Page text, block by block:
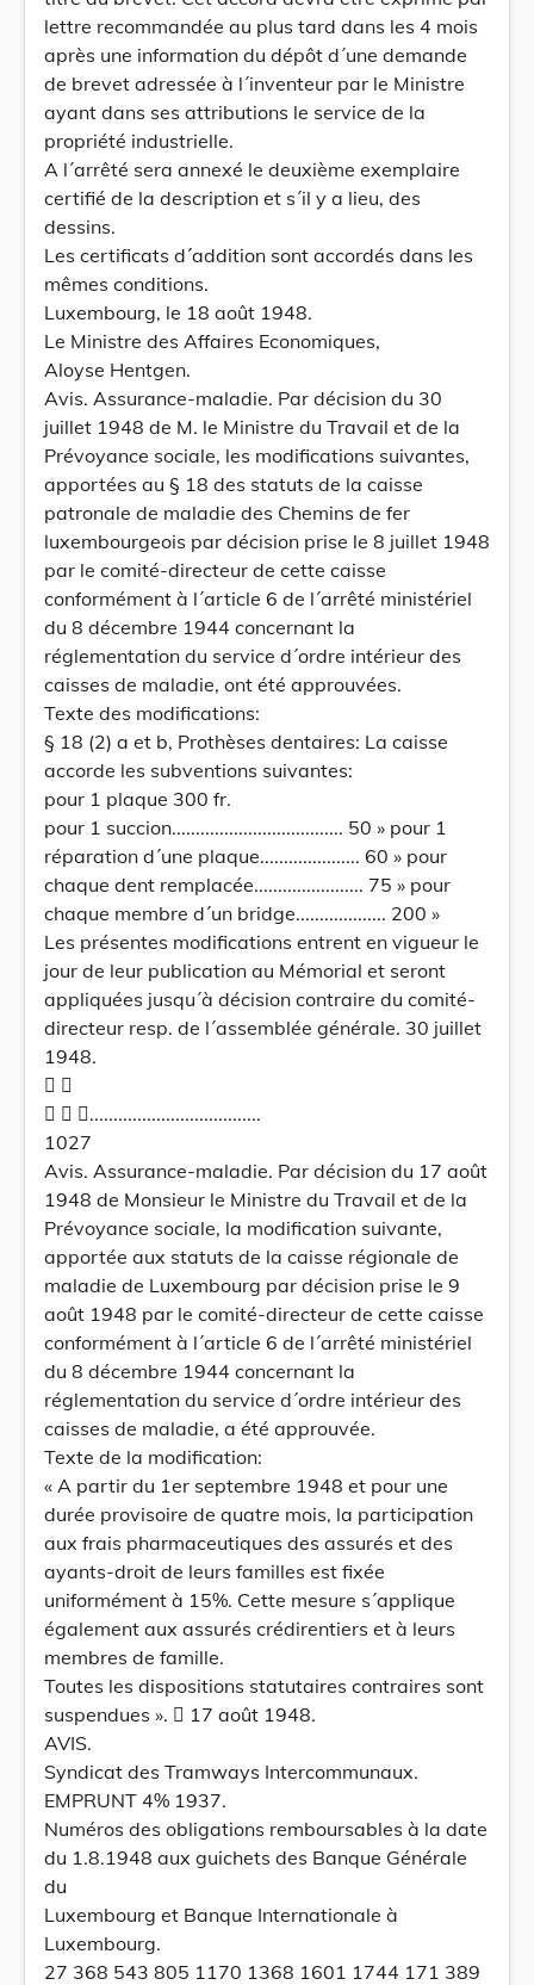
lettre recommandée au plus tard dans les 4 mois
après une information du dépôt d´une demande
de brevet adressée à l´inventeur par le Ministre
ayant dans ses attributions le service de la
propriété industrielle.
A l´arrêté sera annexé le deuxième exemplaire
certifié de la description et s´il y a lieu, des
dessins.
Les certificats d´addition sont accordés dans les
mêmes conditions.
Luxembourg, le 18 août 1948.
Le Ministre des Affaires Economiques,
Aloyse Hentgen.
Avis. Assurance-maladie. Par décision du 30
juillet 1948 de M. le Ministre du Travail et de la
Prévoyance sociale, les modifications suivantes,
apportées au § 18 des statuts de la caisse
patronale de maladie des Chemins de fer
luxembourgeois par décision prise le 8 juillet 1948
par le comité-directeur de cette caisse
conformément à l´article 6 de l´arrêté ministériel
du 8 décembre 1944 concernant la
réglementation du service d´ordre intérieur des
caisses de maladie, ont été approuvées.
Texte des modifications:
§ 18 (2) a et b, Prothèses dentaires: La caisse
accorde les subventions suivantes:
pour 1 plaque 300 fr.
pour 1 succion.................................... 50 » pour 1
réparation d´une plaque..................... 60 » pour
chaque dent remplacée....................... 75 » pour
chaque membre d´un bridge................... 200 »
Les présentes modifications entrent en vigueur le
jour de leur publication au Mémorial et seront
appliquées jusqu´à décision contraire du comité-
directeur resp. de l´assemblée générale. 30 juillet
1948.
 
  ....................................
1027
Avis. Assurance-maladie. Par décision du 17 août
1948 de Monsieur le Ministre du Travail et de la
Prévoyance sociale, la modification suivante,
apportée aux statuts de la caisse régionale de
maladie de Luxembourg par décision prise le 9
août 1948 par le comité-directeur de cette caisse
conformément à l´article 6 de l´arrêté ministériel
du 8 décembre 1944 concernant la
réglementation du service d´ordre intérieur des
caisses de maladie, a été approuvée.
Texte de la modification:
« A partir du 1er septembre 1948 et pour une
durée provisoire de quatre mois, la participation
aux frais pharmaceutiques des assurés et des
ayants-droit de leurs familles est fixée
uniformément à 15%. Cette mesure s´applique
également aux assurés crédirentiers et à leurs
membres de famille.
Toutes les dispositions statutaires contraires sont
suspendues ».  17 août 1948.
AVIS.
Syndicat des Tramways Intercommunaux.
EMPRUNT 4% 1937.
Numéros des obligations remboursables à la date
du 1.8.1948 aux guichets des Banque Générale
du
Luxembourg et Banque Internationale à
Luxembourg.
27 368 543 805 1170 1368 1601 1744 171 389